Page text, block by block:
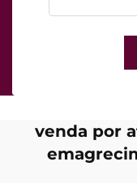
venda por